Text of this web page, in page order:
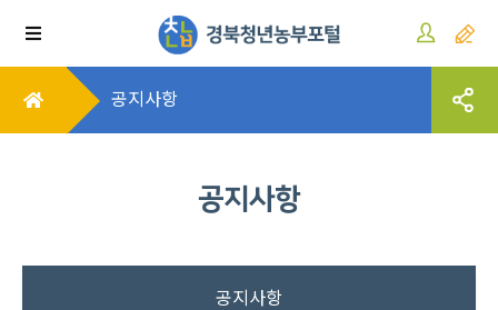
공지사항
공지사항
공지사항